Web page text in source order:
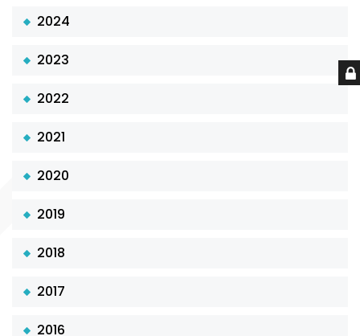
2024
2023
2022
2021
2020
2019
2018
2017
2016